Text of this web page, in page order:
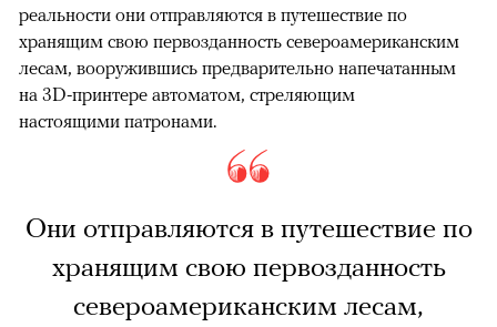
реальности они отправляются в путешествие по
хранящим свою первозданность североамериканским
лесам, вооружившись предварительно напечатанным
на 3D-принтере автоматом, стреляющим
настоящими патронами.
Они отправляются в путешествие по
хранящим свою первозданность
североамериканским лесам,